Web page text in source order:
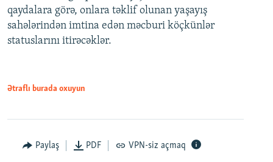
Auto 240p 360p 480p
720p
qaydalara görə, onlara təklif olunan yaşayış
sahələrindən imtina edən məcburi köçkünlər
statuslarını itirəcəklər.
Ətraflı burada oxuyun
Paylaş PDF VPN-siz açmaq